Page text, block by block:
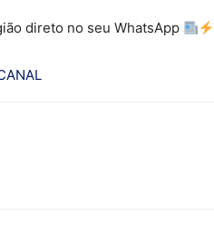
direto no seu WhatsApp